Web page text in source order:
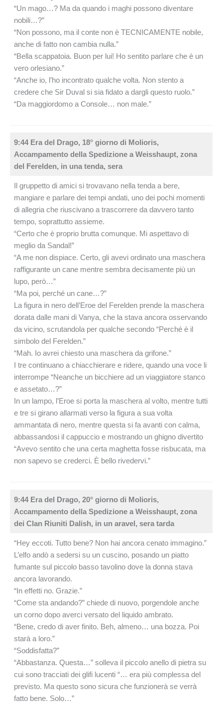
“Un mago…? Ma da quando i maghi possono diventare
nobili…?”
“Non possono, ma il conte non è TECNICAMENTE nobile,
anche di fatto non cambia nulla.”
“Bella scappatoia. Buon per lui! Ho sentito parlare che è un
vero orlesiano.”
“Anche io, l’ho incontrato qualche volta. Non stento a
credere che Sir Duval si sia fidato a dargli questo ruolo.”
“Da maggiordomo a Console… non male.”
9:44 Era del Drago, 18° giorno di Molioris,
Accampamento della Spedizione a Weisshaupt, zona
del Ferelden, in una tenda, sera
Il gruppetto di amici si trovavano nella tenda a bere,
mangiare e parlare dei tempi andati, uno dei pochi momenti
di allegria che riuscivano a trascorrere da davvero tanto
tempo, soprattutto assieme.
“Certo che è proprio brutta comunque. Mi aspettavo di
meglio da Sandal!”
“A me non dispiace. Certo, gli avevi ordinato una maschera
raffigurante un cane mentre sembra decisamente più un
lupo, però…”
“Ma poi, perché un cane…?”
La figura in nero dell’Eroe del Ferelden prende la maschera
dorata dalle mani di Vanya, che la stava ancora osservando
da vicino, scrutandola per qualche secondo “Perché è il
simbolo del Ferelden.”
“Mah. Io avrei chiesto una maschera da grifone.”
I tre continuano a chiacchierare e ridere, quando una voce li
interrompe “Neanche un bicchiere ad un viaggiatore stanco
e assetato…?”
In un lampo, l’Eroe si porta la maschera al volto, mentre tutti
e tre si girano allarmati verso la figura a sua volta
ammantata di nero, mentre questa si fa avanti con calma,
abbassandosi il cappuccio e mostrando un ghigno divertito
“Avevo sentito che una certa maghetta fosse risbucata, ma
non sapevo se crederci. È bello rivedervi.”
9:44 Era del Drago, 20° giorno di Molioris,
Accampamento della Spedizione a Weisshaupt, zona
dei Clan Riuniti Dalish, in un aravel, sera tarda
“Hey eccoti. Tutto bene? Non hai ancora cenato immagino.”
L’elfo andò a sedersi su un cuscino, posando un piatto
fumante sul piccolo basso tavolino dove la donna stava
ancora lavorando.
“In effetti no. Grazie.”
“Come sta andando?” chiede di nuovo, porgendole anche
un corno dopo averci versato del liquido ambrato.
“Bene, credo di aver finito. Beh, almeno… una bozza. Poi
starà a loro.”
“Soddisfatta?”
“Abbastanza. Questa…” solleva il piccolo anello di pietra su
cui sono tracciati dei glifi lucenti “… era più complessa del
previsto. Ma questo sono sicura che funzionerà se verrà
fatto bene. Solo…”